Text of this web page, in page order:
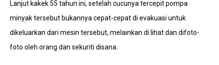
Lanjut kakek 55 tahun ini, setelah cucunya tercepit pompa
minyak tersebut bukannya cepat-cepat di evakuasi untuk
dikeluarkan dari mesin tersebut, melainkan di lihat dan difoto-
foto oleh orang dan sekuriti disana.